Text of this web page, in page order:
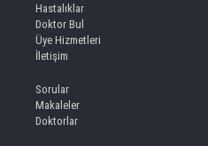
Hastalıklar
Doktor Bul
Üye Hizmetleri
İletişim
Sorular
Makaleler
Doktorlar